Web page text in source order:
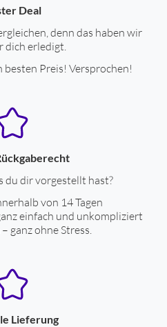
Deal
denn das haben wir
dich erledigt.
Preis! Versprochen!
du dir vorgestellt hast?
von 14 Tagen
einfach und unkompliziert
ganz ohne Stress.
Lieferung